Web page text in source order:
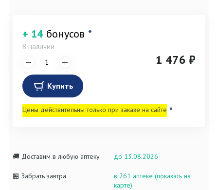
+ 14 бонусов *
В наличии
1 476 ₽
Купить
Цены действительны только при заказе на сайте *
🚚 Доставим в любую аптеку до 13.08.2026
🏪 Забрать завтра
в 261 аптеке (показать на
карте)